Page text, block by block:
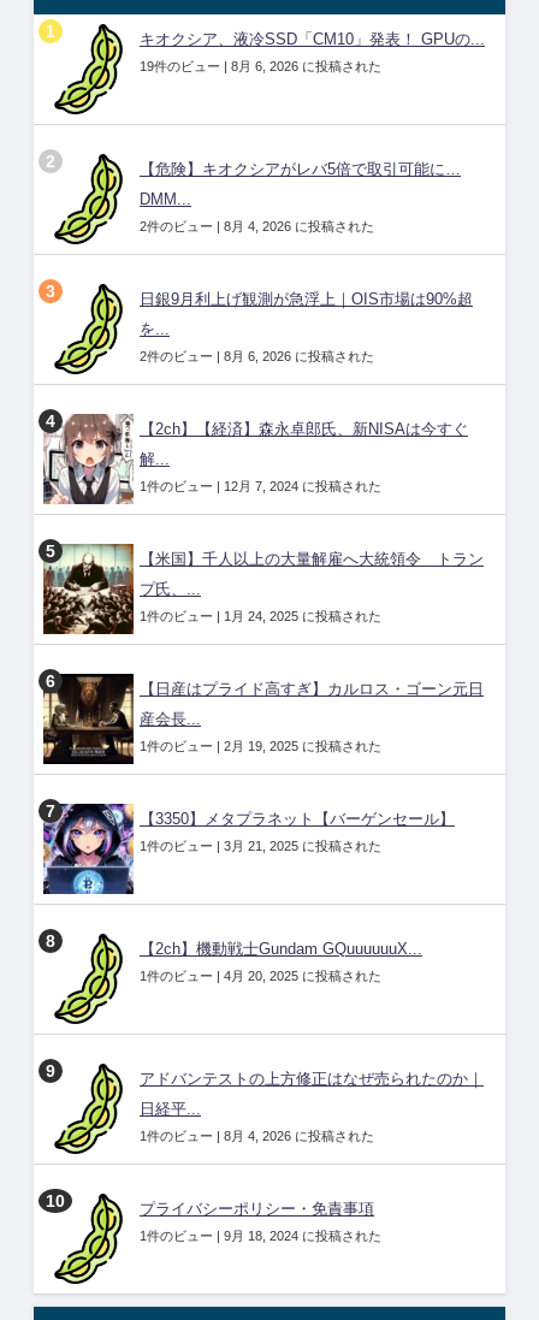
キオクシア、液冷SSD「CM10」発表！ GPUの...
19件のビュー 8月 6, 2026 に投稿された
【危険】キオクシアがレバ5倍で取引可能に…
DMM...
2件のビュー 8月 4, 2026 に投稿された
日銀9月利上げ観測が急浮上｜OIS市場は90%超
を...
2件のビュー 8月 6, 2026 に投稿された
【2ch】【経済】森永卓郎氏、新NISAは今すぐ
解...
1件のビュー 12月 7, 2024 に投稿された
【米国】千人以上の大量解雇へ大統領令 トラン
プ氏、...
1件のビュー 1月 24, 2025 に投稿された
【日産はプライド高すぎ】カルロス・ゴーン元日
産会長...
1件のビュー 2月 19, 2025 に投稿された
【3350】メタプラネット【バーゲンセール】
1件のビュー 3月 21, 2025 に投稿された
【2ch】機動戦士Gundam GQuuuuuuX...
1件のビュー 4月 20, 2025 に投稿された
アドバンテストの上方修正はなぜ売られたのか｜
日経平...
1件のビュー 8月 4, 2026 に投稿された
プライバシーポリシー・免責事項
1件のビュー 9月 18, 2024 に投稿された